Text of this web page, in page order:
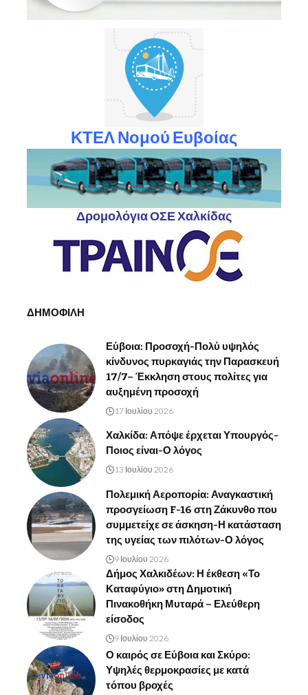
ΚΤΕΛ Νομού Ευβοίας
Δρομολόγια ΟΣΕ Χαλκίδας
ΔΗΜΟΦΙΛΗ
Εύβοια: Προσοχή-Πολύ υψηλός
κίνδυνος πυρκαγιάς την Παρασκευή
17/7– Έκκληση στους πολίτες για
αυξημένη προσοχή
17 Ιουλίου 2026
Χαλκίδα: Απόψε έρχεται Υπουργός-
Ποιος είναι-Ο λόγος
13 Ιουλίου 2026
Πολεμική Αεροπορία: Αναγκαστική
προσγείωση F-16 στη Ζάκυνθο που
συμμετείχε σε άσκηση-Η κατάσταση
της υγείας των πιλότων-Ο λόγος
9 Ιουλίου 2026
Δήμος Χαλκιδέων: Η έκθεση «Το
Καταφύγιο» στη Δημοτική
Πινακοθήκη Μυταρά – Ελεύθερη
είσοδος
9 Ιουλίου 2026
Ο καιρός σε Εύβοια και Σκύρο:
Υψηλές θερμοκρασίες με κατά
τόπου βροχές